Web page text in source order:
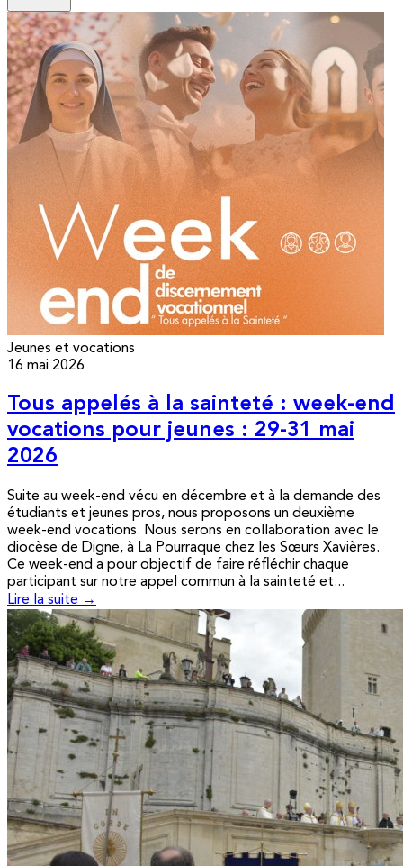
Jeunes et vocations
16 mai 2026
Tous appelés à la sainteté : week-end
vocations pour jeunes : 29-31 mai
2026
Suite au week-end vécu en décembre et à la demande des
étudiants et jeunes pros, nous proposons un deuxième
week-end vocations. Nous serons en collaboration avec le
diocèse de Digne, à La Pourraque chez les Sœurs Xavières.
Ce week-end a pour objectif de faire réfléchir chaque
participant sur notre appel commun à la sainteté et...
Lire la suite →